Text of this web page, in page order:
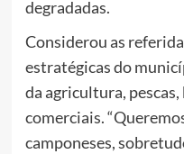
degradadas.
Considerou as
estratégicas do
da agricultura,
comerciais.
camponeses,